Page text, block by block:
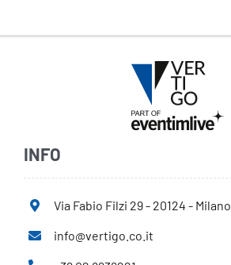
INFO
Via Fabio Filzi 29 - 20124 - Milano
info@vertigo.co.it